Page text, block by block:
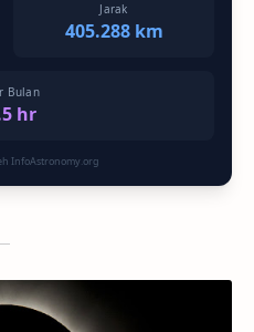
Jarak
405.288 km
Bulan
hr
InfoAstronomy.org